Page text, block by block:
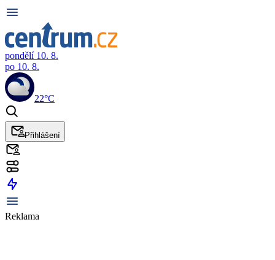
pondělí 10. 8.
po 10. 8.
22°C
Přihlášení
Reklama